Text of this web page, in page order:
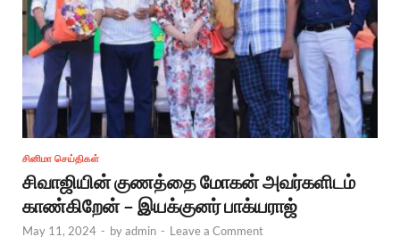
சினிமா செய்திகள்
சிவாஜியின் குணத்தை மோகன் அவர்களிடம்
காண்கிறேன் – இயக்குனர் பாக்யராஜ்
May 11, 2024 - byadmin - Leave a Comment